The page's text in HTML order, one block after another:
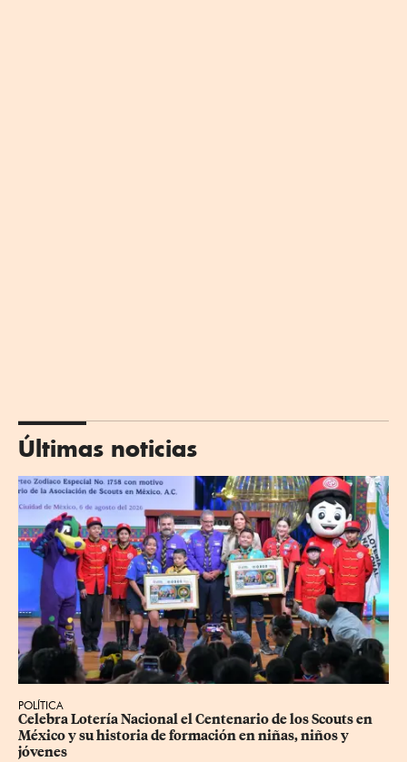
Últimas noticias
POLÍTICA
Celebra Lotería Nacional el Centenario de los Scouts en
México y su historia de formación en niñas, niños y
jóvenes